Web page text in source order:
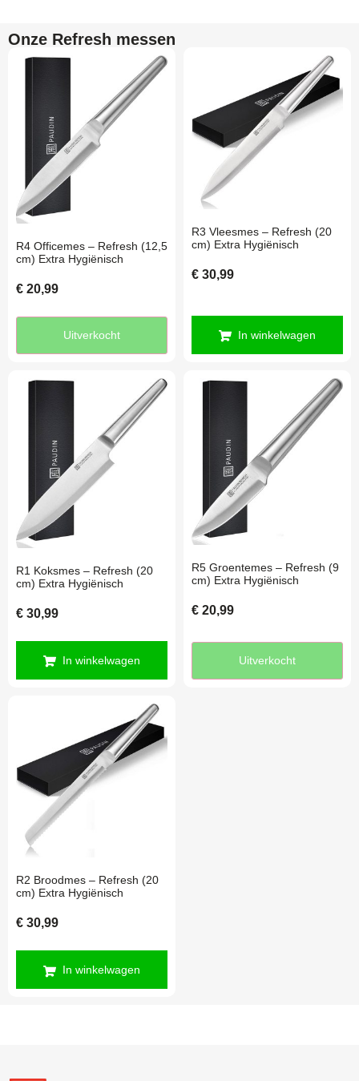
Onze Refresh messen
R4 Officemes – Refresh (12,5
cm) Extra Hygiënisch
€ 20,99
Uitverkocht
R3 Vleesmes – Refresh (20
cm) Extra Hygiënisch
€ 30,99
In winkelwagen
R1 Koksmes – Refresh (20
cm) Extra Hygiënisch
€ 30,99
In winkelwagen
R5 Groentemes – Refresh (9
cm) Extra Hygiënisch
€ 20,99
Uitverkocht
R2 Broodmes – Refresh (20
cm) Extra Hygiënisch
€ 30,99
In winkelwagen